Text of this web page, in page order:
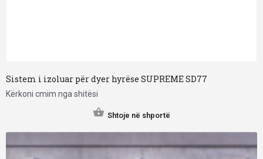
Sistem i izoluar për dyer hyrëse SUPREME SD77
Kërkoni cmim nga shitësi
Shtoje në shportë